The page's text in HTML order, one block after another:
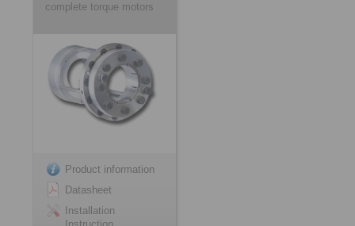
complete torque motors
Product information
Datasheet
Installation